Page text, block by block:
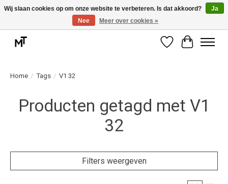
Deskundige installatie of montage nodig? Vraag ons naar de mogelijkheden.
Verlanglijst
Home / Tags / V1 32
Producten getagd met V1
32
Filters weergeven
Wij slaan cookies op om onze website te verbeteren. Is dat akkoord?
Ja
Nee
Meer over cookies »